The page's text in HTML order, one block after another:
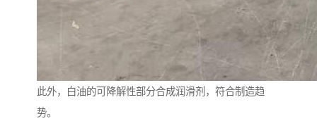
此外，白油的可降解性部分合成润滑剂，符合制造趋
势。